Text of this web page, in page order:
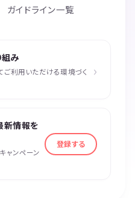
ガイドライン一覧
組み
ご利用いただける環境づく
›
新情報を
ャンペーン
登録する